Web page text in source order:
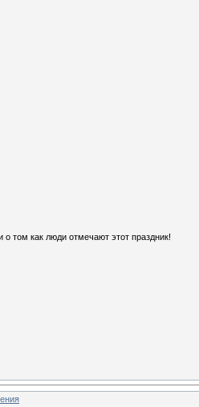
том как люди отмечают этот праздник!